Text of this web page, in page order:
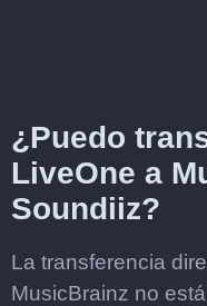
¿Puedo
LiveOne a
Soundiiz?
La transferencia
MusicBrainz no